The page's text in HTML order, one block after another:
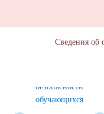
безопасности
обучающихся
Сведения об